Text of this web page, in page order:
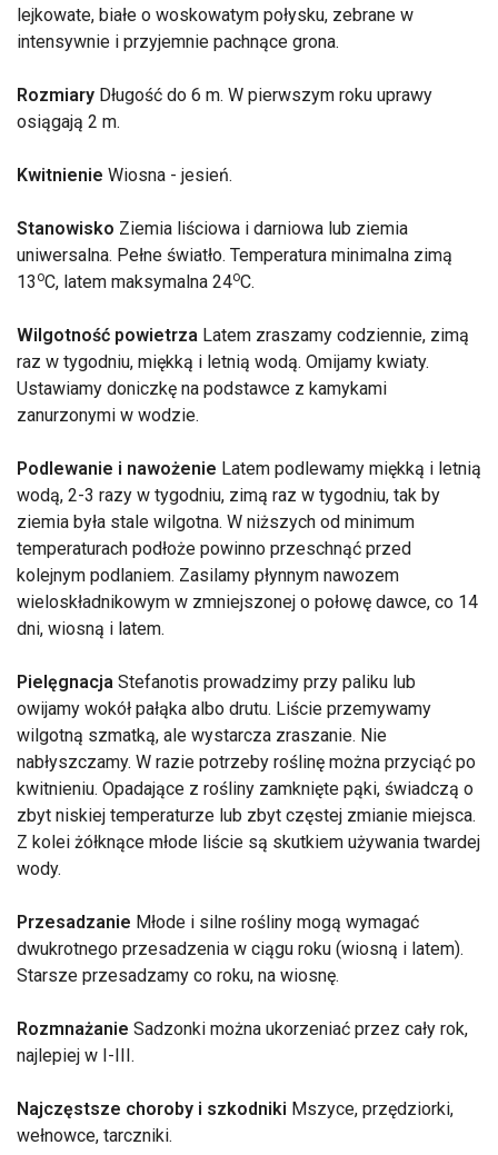
lejkowate, białe o woskowatym połysku, zebrane w
intensywnie i przyjemnie pachnące grona.
Rozmiary Długość do 6 m. W pierwszym roku uprawy
osiągają 2 m.
Kwitnienie Wiosna - jesień.
Stanowisko Ziemia liściowa i darniowa lub ziemia
uniwersalna. Pełne światło. Temperatura minimalna zimą
13 oC, latem maksymalna 24oC.
Wilgotność powietrza Latem zraszamy codziennie, zimą
raz w tygodniu, miękką i letnią wodą. Omijamy kwiaty.
Ustawiamy doniczkę na podstawce z kamykami
zanurzonymi w wodzie.
Podlewanie i nawożenie Latem podlewamy miękką i letnią
wodą, 2-3 razy w tygodniu, zimą raz w tygodniu, tak by
ziemia była stale wilgotna. W niższych od minimum
temperaturach podłoże powinno przeschnąć przed
kolejnym podlaniem. Zasilamy płynnym nawozem
wieloskładnikowym w zmniejszonej o połowę dawce, co 14
dni, wiosną i latem.
Pielęgnacja Stefanotis prowadzimy przy paliku lub
owijamy wokół pałąka albo drutu. Liście przemywamy
wilgotną szmatką, ale wystarcza zraszanie. Nie
nabłyszczamy. W razie potrzeby roślinę można przyciąć po
kwitnieniu. Opadające z rośliny zamknięte pąki, świadczą o
zbyt niskiej temperaturze lub zbyt częstej zmianie miejsca.
Z kolei żółknące młode liście są skutkiem używania twardej
wody.
Przesadzanie Młode i silne rośliny mogą wymagać
dwukrotnego przesadzenia w ciągu roku (wiosną i latem).
Starsze przesadzamy co roku, na wiosnę.
Rozmnażanie Sadzonki można ukorzeniać przez cały rok,
najlepiej w I-III.
Najczęstsze choroby i szkodniki Mszyce, przędziorki,
wełnowce, tarczniki.